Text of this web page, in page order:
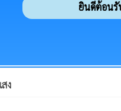
ยินดีต้อนรั
ง